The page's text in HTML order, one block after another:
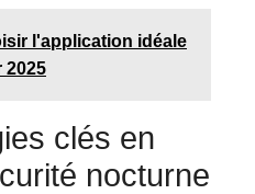
l'application idéale
2025
clés en
nocturne